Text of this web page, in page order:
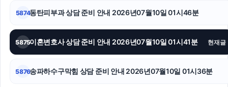
로드락버거
5874동탄피부과 상담 준비 안내 2026년07월10일 01시46분
5875이혼변호사 상담 준비 안내 2026년07월10일 01시41분 현재글
5876송파하수구막힘 상담 준비 안내 2026년07월10일 01시36분